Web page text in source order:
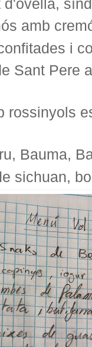
amb
i
Sant Pere
rossinyols
Bauma,
sichuan,